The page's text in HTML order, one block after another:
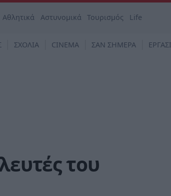
Αθλητικά Αστυνομικά Τουρισμός Life
ΣΧΟΛΙΑ CINEMA ΣΑΝ ΣΗΜΕΡΑ
του